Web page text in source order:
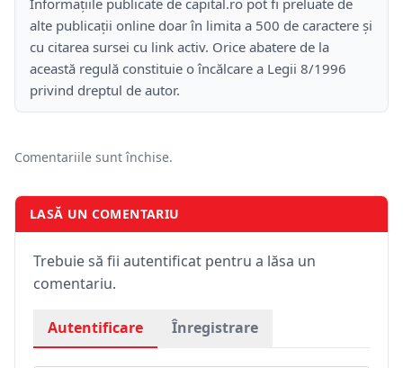
alte publicații online doar în limita a 500 de caractere și
cu citarea sursei cu link activ. Orice abatere de la
această regulă constituie o încălcare a Legii 8/1996
privind dreptul de autor.
Comentariile sunt închise.
LASĂ UN COMENTARIU
Trebuie să fii autentificat pentru a lăsa un
comentariu.
Autentificare Înregistrare